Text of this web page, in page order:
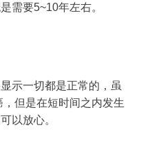
需要5~10年左右。
示一切都是正常的，虽
但是在短时间之内发生
以放心。